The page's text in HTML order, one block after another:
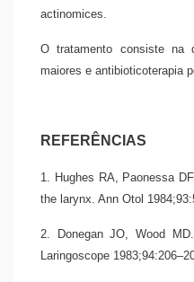
actinomices.
O tratamento consiste na
maiores e antibioticoterapia
REFERÊNCIAS
1. Hughes RA, Paonessa
the larynx. Ann Otol
2. Donegan JO, Wood
Laringoscope